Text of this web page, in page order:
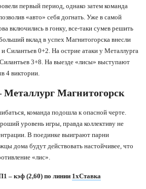
первый период, однако затем команда
«авто» себя догнать. Уже в самой
включились в гонку, все-таки сумев решить
вклад в успех Магнитогорска внесли
Силантьев 0+2. На острие атаки у Металлурга
3+8. На выезде «лисы» выступают
4 виктории.
Металлург Магнитогорск
команда подошла к опасной черте.
уровень игры, правда коллективу не
В поединке выиграют парни
дома будут действовать настойчивее, что
«лис».
– кэф (2,60) по линии 1хСтавка